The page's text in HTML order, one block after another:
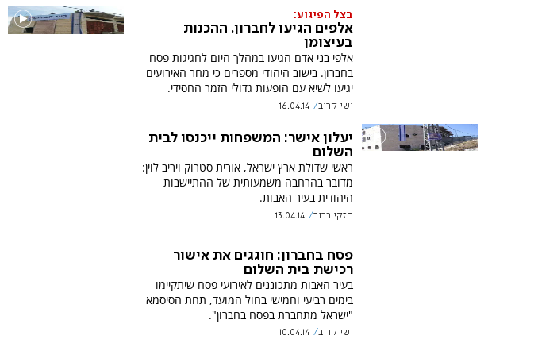
בצל הפיגוע:
אלפים הגיעו לחברון. ההכנות
בעיצומן
אלפי בני אדם הגיעו במהלך היום לחגיגות פסח
בחברון. בישוב היהודי מספרים כי מחר האירועים
יגיעו לשיא עם הופעות גדולי הזמר החסידי.
ישי קרוב 16.04.14
יעלון אישר: המשפחות ייכנסו לבית
השלום
ראשי שדולת ארץ ישראל, אורית סטרוק ויריב לוין:
מדובר בהרחבה משמעותית של ההתיישבות
היהודית בעיר האבות.
חזקי ברוך 13.04.14
פסח בחברון: חוגגים את אישור
רכישת בית השלום
בעיר האבות מתכוננים לאירועי פסח שיתקיימו
בימים רביעי וחמישי בחול המועד, תחת הסיסמא
"ישראל מתחברת בפסח בחברון".
ישי קרוב 10.04.14